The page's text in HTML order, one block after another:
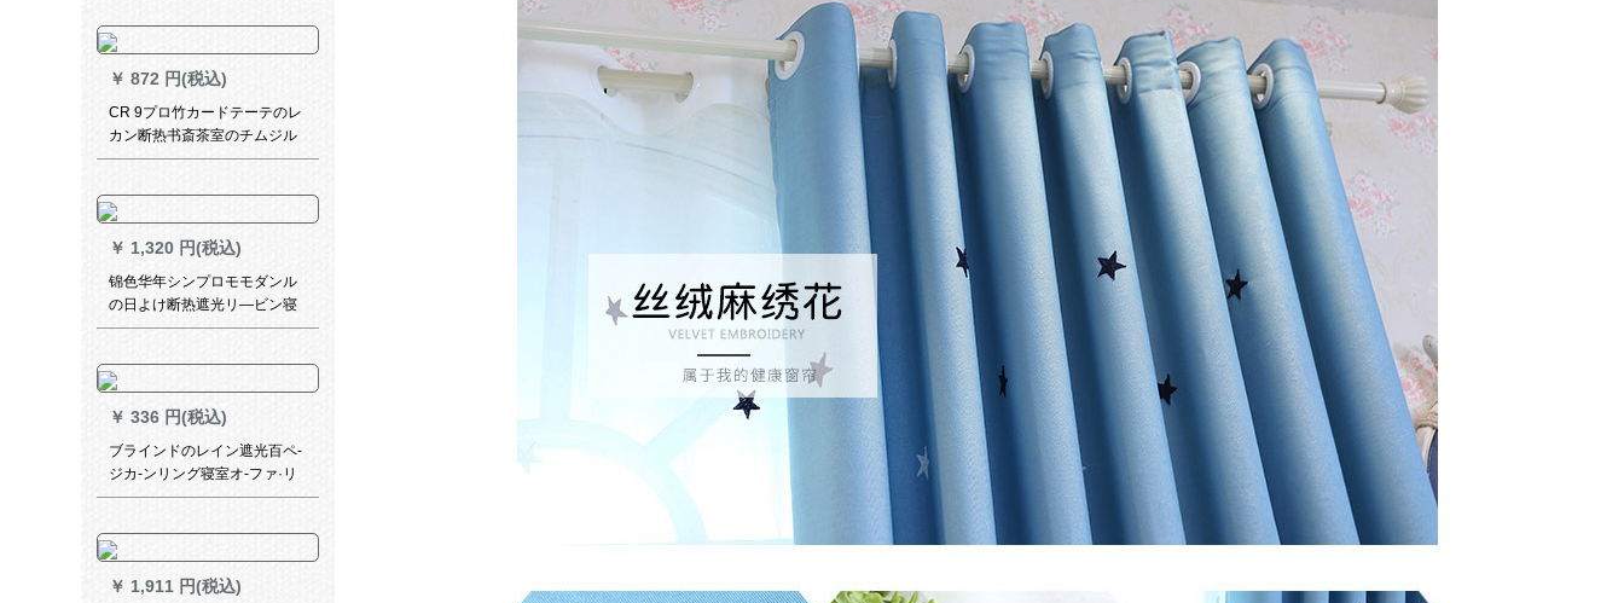
提供します。
￥ 872 円(税込)
CR 9プロ竹カードテーテのレ
カン断热书斎茶室のチムジル
バンと中风喷画のレンティン
￥ 1,320 円(税込)
锦色华年シンプロモモダンル
の日よけ断热遮光リ―ビン寝
室扫き出し窓窓既制カーリン
￥ 336 円(税込)
ブラインドのレイン遮光百ペ-
ジカ-ンリング寝室オ-ファ·リ
ング·ルームオ·フ·メ-ル黄色の
ルミウムレ-ル
￥ 1,911 円(税込)